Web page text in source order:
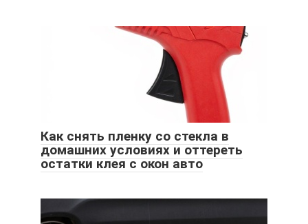
Как снять пленку со стекла в
домашних условиях и оттереть
остатки клея с окон авто